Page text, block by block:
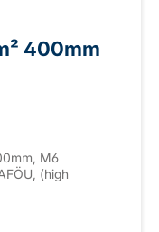
400mm
M6
(high